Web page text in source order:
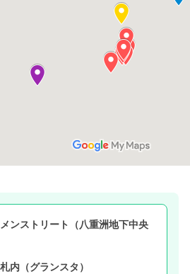
人気店のラーメンが食べたい
ンは飽きた
ンを気軽にお家で食べる！
メンストリート（八重洲地下中央
内（グランスタ）